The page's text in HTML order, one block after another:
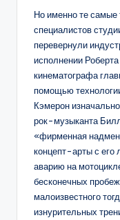
Но именно те
специалистов
перевернули
исполнении
кинематографа
помощью
Кэмерон
рок-музыканта
«фирменная
концепт-арты с его
аварию на
бесконечных
малоизвестного
изнурительных